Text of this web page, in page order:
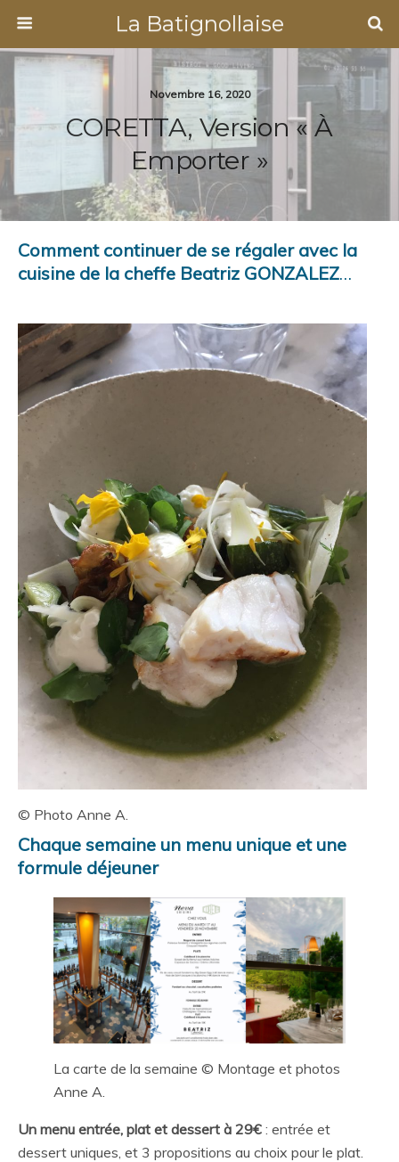
La Batignollaise
Novembre 16, 2020
CORETTA, Version « À
Emporter »
Comment continuer de se régaler avec la
cuisine de la cheffe Beatriz GONZALEZ…
© Photo Anne A.
Chaque semaine un menu unique et une
formule déjeuner
La carte de la semaine © Montage et photos
Anne A.
Un menu entrée, plat et dessert à 29€ : entrée et
dessert uniques, et 3 propositions au choix pour le plat.